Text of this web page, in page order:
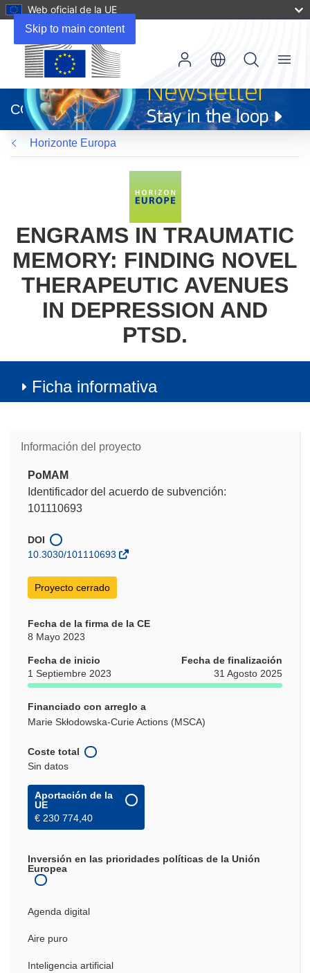
Skip to main content
Web oficial de la UE
abrirá
en
una
nueva
ventana)
CORDIS
Menu
Horizonte Europa
ENGRAMS IN TRAUMATIC
MEMORY: FINDING NOVEL
THERAPEUTIC AVENUES
IN DEPRESSION AND
PTSD.
Ficha informativa
Información del proyecto
PoMAM
Identificador del acuerdo de subvención:
101110693
DOI
10.3030/101110693
Proyecto cerrado
Fecha de la firma de la CE
8 Mayo 2023
Fecha de inicio
1 Septiembre 2023
Fecha de finalización
31 Agosto 2025
Financiado con arreglo a
Marie Skłodowska-Curie Actions (MSCA)
Coste total
Sin datos
Aportación de la
UE
€ 230 774,40
Inversión en las prioridades políticas de la Unión
Europea
Agenda digital
Aire puro
Inteligencia artificial